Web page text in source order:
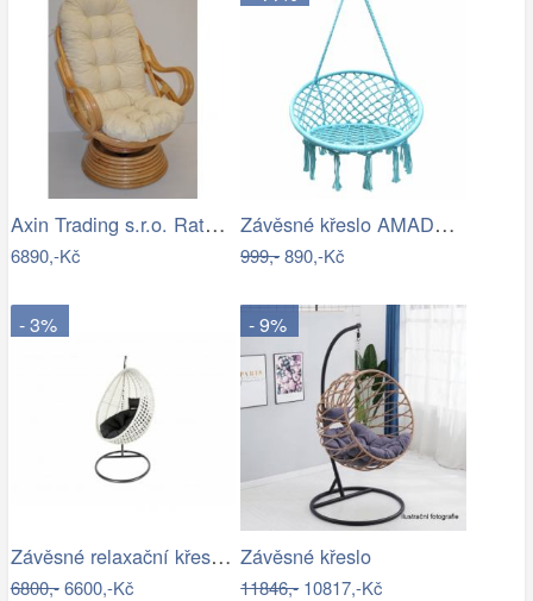
Axin Trading s.r.o. Ratanové houpací…
6890,-Kč
Závěsné křeslo AMADO 2 NEW Tempo Kondela
999,-890,-Kč
- 3%
Závěsné relaxační křeslo CANDY
6800,-6600,-Kč
- 9%
Závěsné křeslo
11846,-10817,-Kč